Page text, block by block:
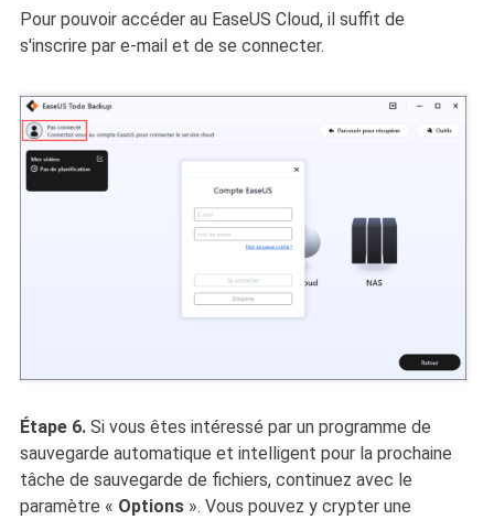
Pour pouvoir accéder au EaseUS Cloud, il suffit de
s'inscrire par e-mail et de se connecter.
Étape 6.Si vous êtes intéressé par un programme de
sauvegarde automatique et intelligent pour la prochaine
tâche de sauvegarde de fichiers, continuez avec le
paramètre « Options ». Vous pouvez y crypter une